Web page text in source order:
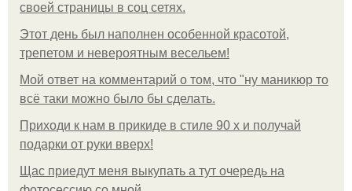
своей страницы в соц сетях.
Этот день был наполнен особенной красотой,
трепетом и невероятным весельем!
Мой ответ на комментарий о том, что "ну маникюр то
всё таки можно было бы сделать.
Приходи к нам в прикиде в стиле 90 х и получай
подарки от руки вверх!
Щас приедут меня выкупать а тут очередь на